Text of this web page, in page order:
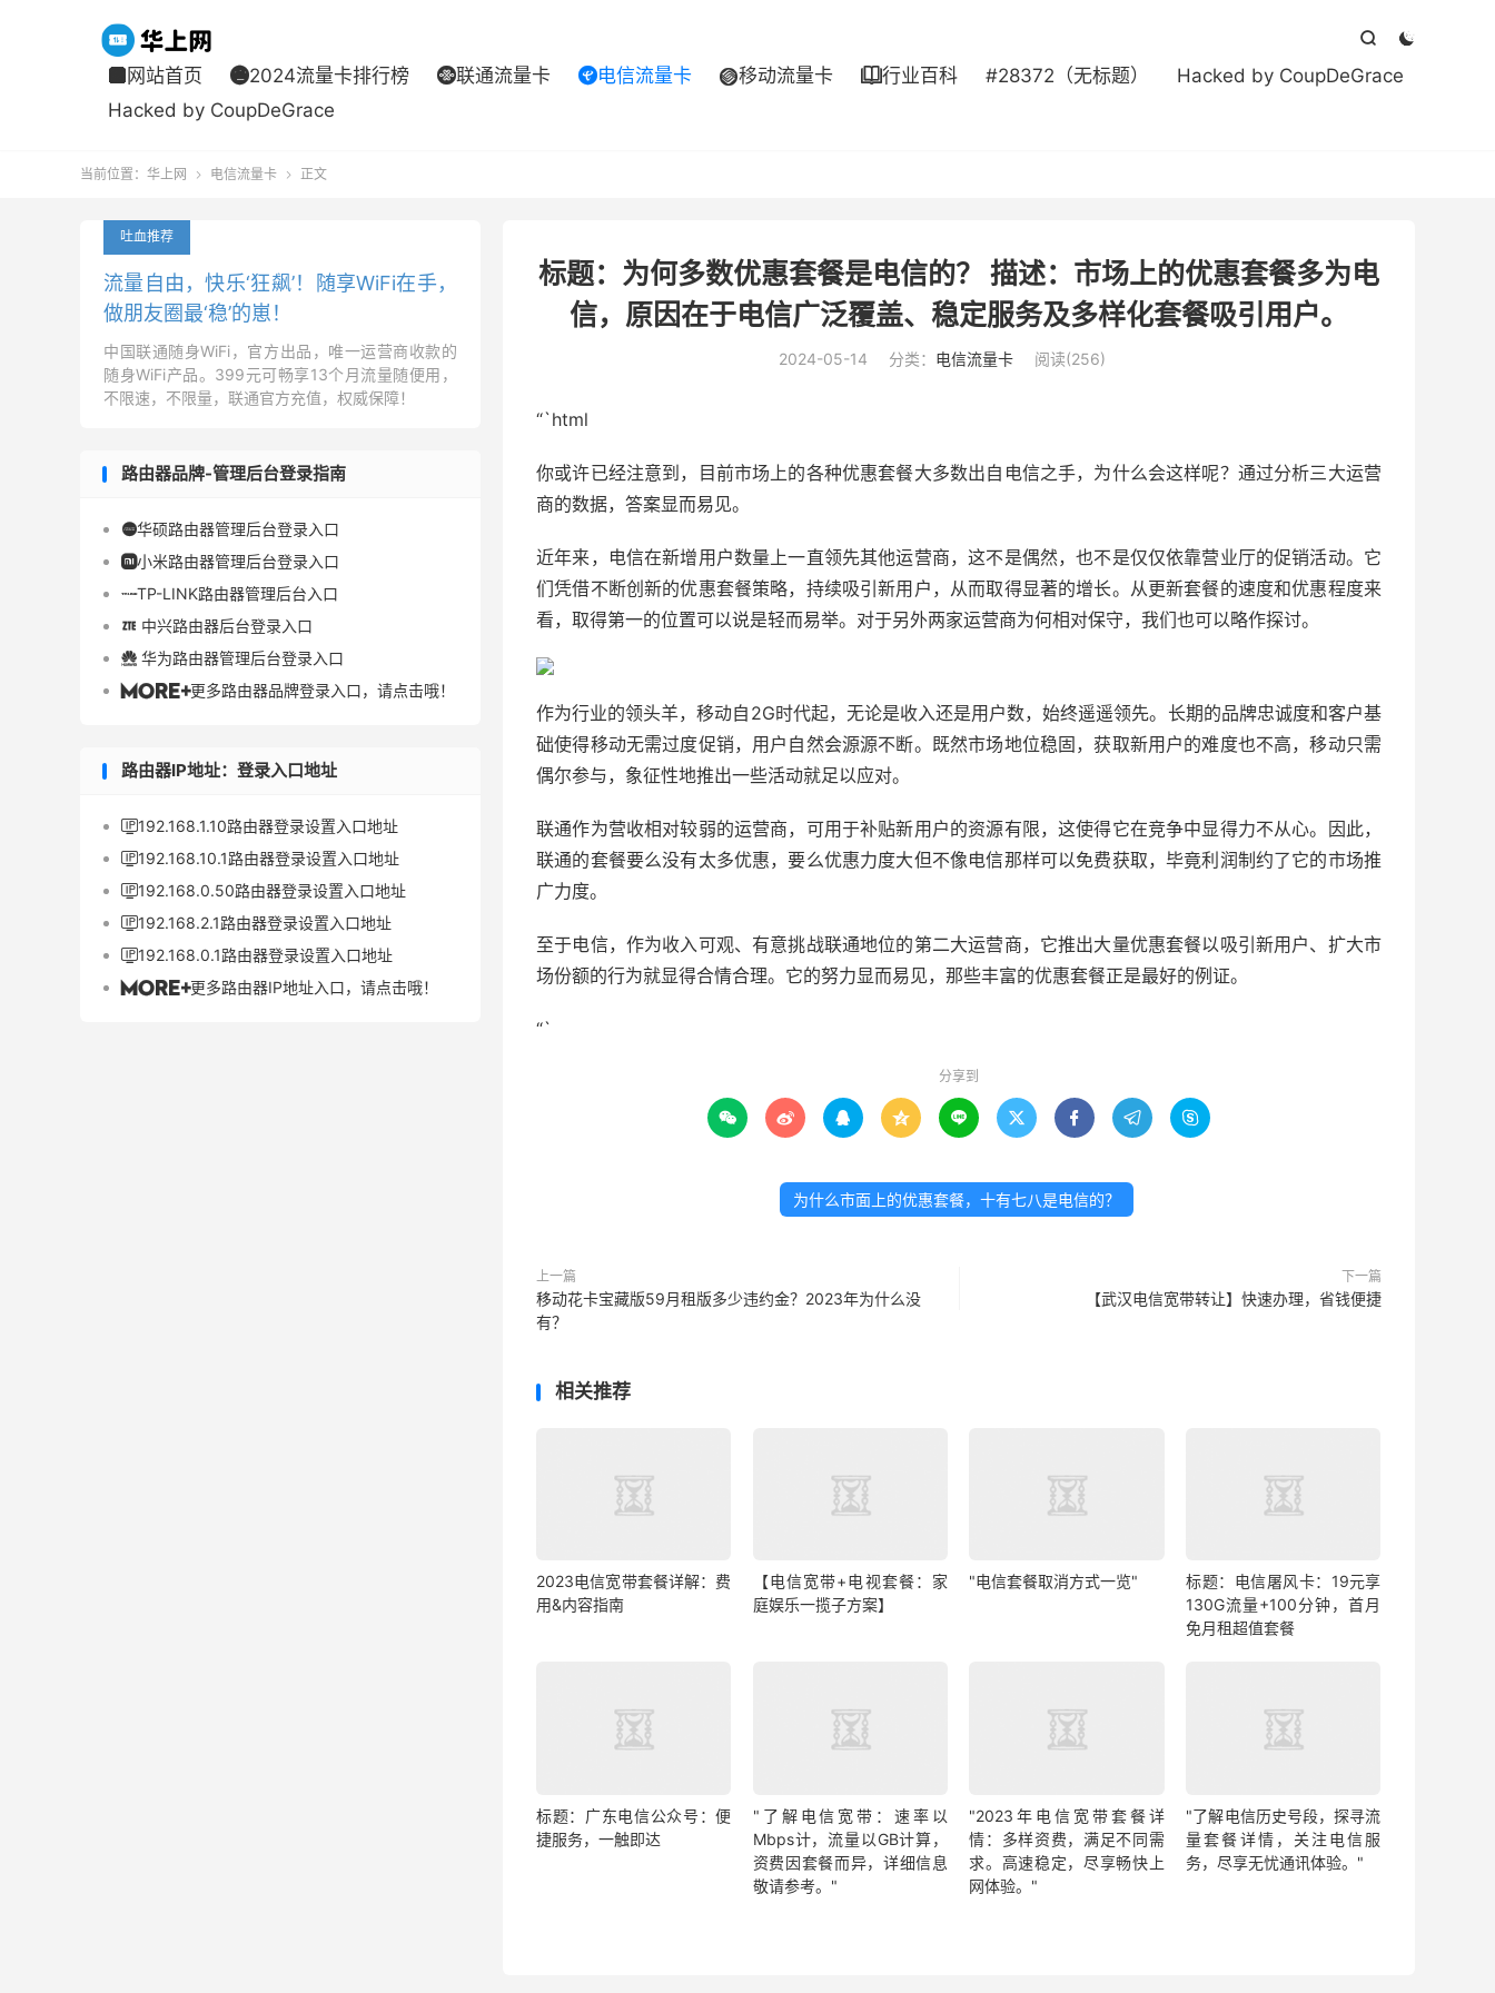


 网站首页 2024流量卡排行榜 联通流量卡 电信流量卡 移动流量卡 行业百科 #28372（无标题）
Hacked by CoupDeGrace
Hacked by CoupDeGrace
当前位置： 华上网  电信流量卡  正文
标题：为何多数优惠套餐是电信的？ 描述：市场上的优惠套餐多为电
信，原因在于电信广泛覆盖、稳定服务及多样化套餐吸引用户。
2024-05-14 分类： 电信流量卡 阅读(256)
“`html
你或许已经注意到，目前市场上的各种优惠套餐大多数出自电信之手，为什么会这样呢？通过分析三大运营
商的数据，答案显而易见。
近年来，电信在新增用户数量上一直领先其他运营商，这不是偶然，也不是仅仅依靠营业厅的促销活动。它
们凭借不断创新的优惠套餐策略，持续吸引新用户，从而取得显著的增长。从更新套餐的速度和优惠程度来
看，取得第一的位置可以说是轻而易举。对于另外两家运营商为何相对保守，我们也可以略作探讨。
作为行业的领头羊，移动自2G时代起，无论是收入还是用户数，始终遥遥领先。长期的品牌忠诚度和客户基
础使得移动无需过度促销，用户自然会源源不断。既然市场地位稳固，获取新用户的难度也不高，移动只需
偶尔参与，象征性地推出一些活动就足以应对。
联通作为营收相对较弱的运营商，可用于补贴新用户的资源有限，这使得它在竞争中显得力不从心。因此，
联通的套餐要么没有太多优惠，要么优惠力度大但不像电信那样可以免费获取，毕竟利润制约了它的市场推
广力度。
至于电信，作为收入可观、有意挑战联通地位的第二大运营商，它推出大量优惠套餐以吸引新用户、扩大市
场份额的行为就显得合情合理。它的努力显而易见，那些丰富的优惠套餐正是最好的例证。
“`
分享到
        
为什么市面上的优惠套餐，十有七八是电信的？
上一篇
移动花卡宝藏版59月租版多少违约金？2023年为什么没
有？
下一篇
【武汉电信宽带转让】快速办理，省钱便捷
相关推荐
2023电信宽带套餐详解：费
用&内容指南
【电信宽带+电视套餐：家
庭娱乐一揽子方案】
"电信套餐取消方式一览"
标题：电信屠风卡：19元享
130G流量+100分钟，首月
免月租超值套餐
标题：广东电信公众号：便
捷服务，一触即达
"了解电信宽带：速率以
Mbps计，流量以GB计算，
资费因套餐而异，详细信息
敬请参考。"
"2023年电信宽带套餐详
情：多样资费，满足不同需
求。高速稳定，尽享畅快上
网体验。"
"了解电信历史号段，探寻流
量套餐详情，关注电信服
务，尽享无忧通讯体验。"
吐血推荐
流量自由，快乐‘狂飙’！随享WiFi在手，
做朋友圈最‘稳’的崽！
中国联通随身WiFi，官方出品，唯一运营商收款的
随身WiFi产品。399元可畅享13个月流量随便用，
不限速，不限量，联通官方充值，权威保障！
路由器品牌-管理后台登录指南
华硕路由器管理后台登录入口
小米路由器管理后台登录入口
TP-LINK路由器管理后台入口
 中兴路由器后台登录入口
 华为路由器管理后台登录入口
更多路由器品牌登录入口，请点击哦！
路由器IP地址：登录入口地址
192.168.1.10路由器登录设置入口地址
192.168.10.1路由器登录设置入口地址
192.168.0.50路由器登录设置入口地址
192.168.2.1路由器登录设置入口地址
192.168.0.1路由器登录设置入口地址
更多路由器IP地址入口，请点击哦！